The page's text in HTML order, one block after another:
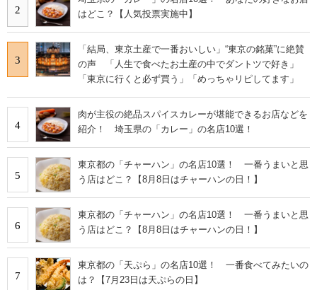
2
はどこ？【人気投票実施中】
3
「結局、東京土産で一番おいしい」“東京の銘菓”に絶賛
の声 「人生で食べたお土産の中でダントツで好き」
「東京に行くと必ず買う」「めっちゃリピしてます」
4
肉が主役の絶品スパイスカレーが堪能できるお店などを
紹介！ 埼玉県の「カレー」の名店10選！
5
東京都の「チャーハン」の名店10選！ 一番うまいと思
う店はどこ？【8月8日はチャーハンの日！】
6
東京都の「チャーハン」の名店10選！ 一番うまいと思
う店はどこ？【8月8日はチャーハンの日！】
7
東京都の「天ぷら」の名店10選！ 一番食べてみたいの
は？【7月23日は天ぷらの日】